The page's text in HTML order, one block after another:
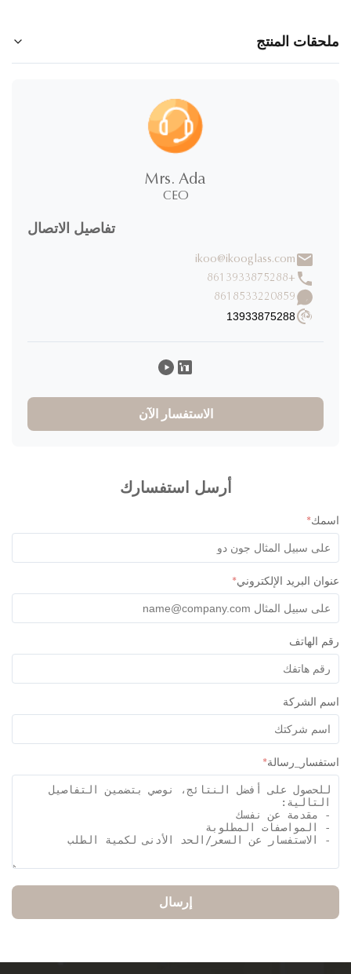
المنتج
Mrs. Ada
CEO
تفاصيل الاتصال
ikoo@ikooglass.com
8618533220859
13933875288
الاستفسار الآن
أرسل استفسارك
*
البريد الإلكتروني*
الهاتف
الشركة
*
إرسال